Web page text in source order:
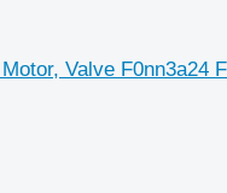
Valve F0nn3a24